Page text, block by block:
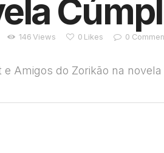
146 Views 0 Likes 0
e Amigos do Zorikão na